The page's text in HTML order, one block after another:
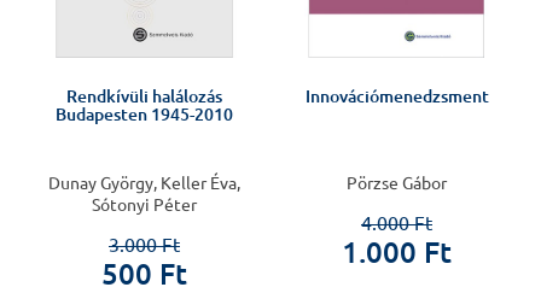
Rendkívüli halálozás
Budapesten 1945-2010
Dunay György, Keller Éva,
Sótonyi Péter
3.000 Ft
500 Ft
Innovációmenedzsment
Pörzse Gábor
4.000 Ft
1.000 Ft